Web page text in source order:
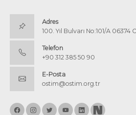
Adres
100. Yıl Bulvarı No:101/A 06374
Telefon
+90 312 385 50 90
E-Posta
ostim@ostim.org.tr